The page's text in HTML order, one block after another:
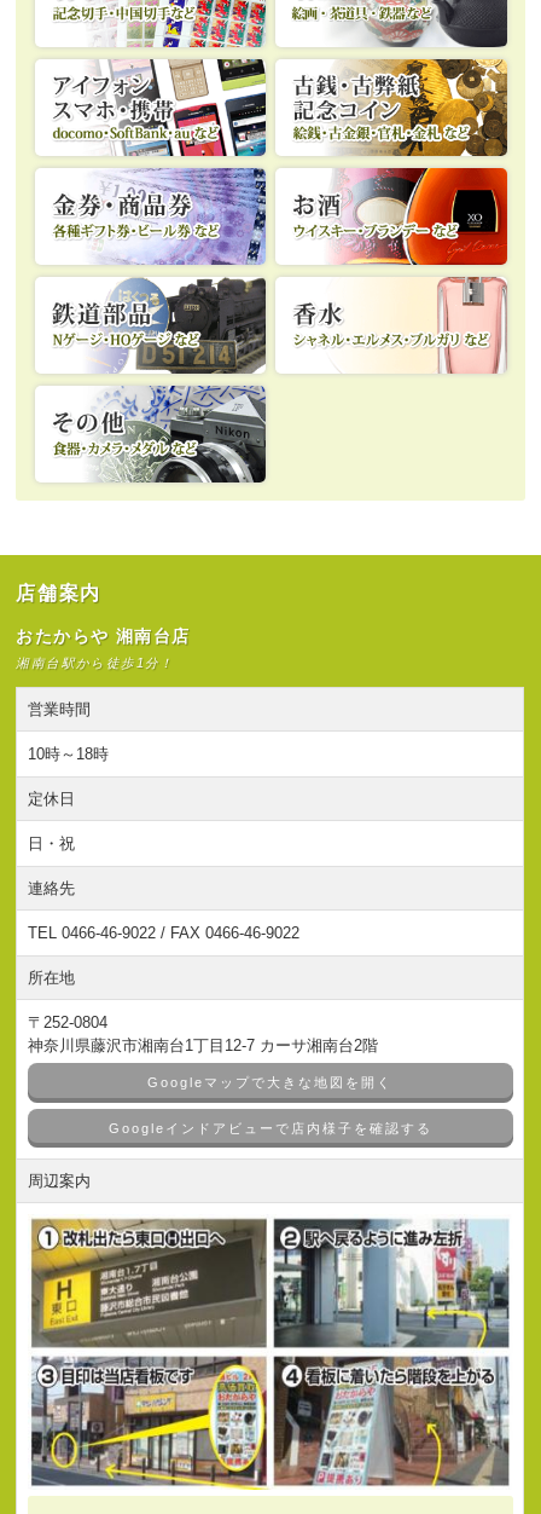
店舗案内
おたからや 湘南台店
湘南台駅から徒歩1分！
営業時間
10時～18時
定休日
日・祝
連絡先
TEL 0466-46-9022 / FAX 0466-46-9022
所在地
〒252-0804
神奈川県藤沢市湘南台1丁目12-7 カーサ湘南台2階
Googleマップで大きな地図を開く
Googleインドアビューで店内様子を確認する
周辺案内